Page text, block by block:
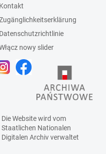
Kontakt
Datenschutzrichtlinie
nowy slider
Die Website wird vom
Staatlichen Nationalen
Digitalen Archivverwaltet